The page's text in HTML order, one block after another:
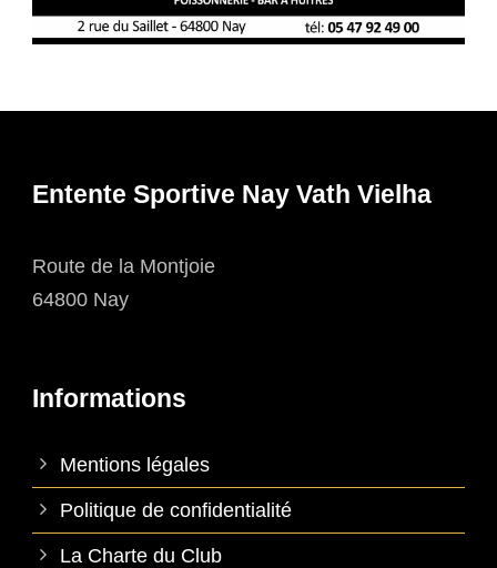
Entente Sportive Nay Vath Vielha
Route de la Montjoie
64800 Nay
Informations
Mentions légales
Politique de confidentialité
La Charte du Club